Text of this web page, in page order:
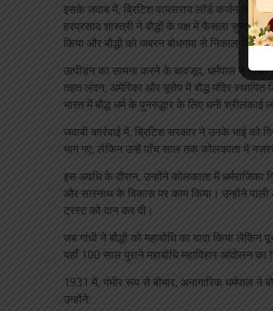
इसके जवाब में, ब्रिटिश वायसराय लॉर्ड कर्जन ने दो
हरप्रसाद शास्त्री ने बौद्धों के पक्ष में फैसला
किया और बौद्धों को जबरन बोधगया से निकाल दिया
उत्पीड़न का सामना करने के बावजूद, धर्मपाल ने भारत
तहत लंदन, अमेरिका और यूरोप में बौद्ध मंदिर
भारत में बौद्ध धर्म के पुनरुद्धार के लिए धनी श्रीलंकाई
जवाबी कार्रवाई में, ब्रिटिश सरकार ने उनके भाई को
भाग गए, लेकिन उन्हें पाँच साल तक कोलकाता में
इस अवधि के दौरान, उन्होंने कोलकाता में धर्मराजिका
और सारनाथ के विकास पर काम किया। उन्होंने पाली
ट्रस्ट को दान कर दी।
जब गांधी ने बौद्धों को महाबोधि का वादा किया लेकिन
यहाँ 100 साल पुराने महाबोधि महाविहार आंदोलन का
1931 में, गंभीर रूप से बीमार, अनागारिक धर्मपाल ने
उन्होंने: